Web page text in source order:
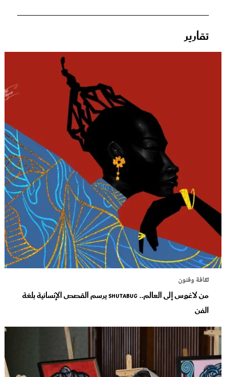
تقارير
ثقافة وفنون
من لاغوس إلى العالم.. Shutabug يرسم القصص الإنسانية بلغة
الفن